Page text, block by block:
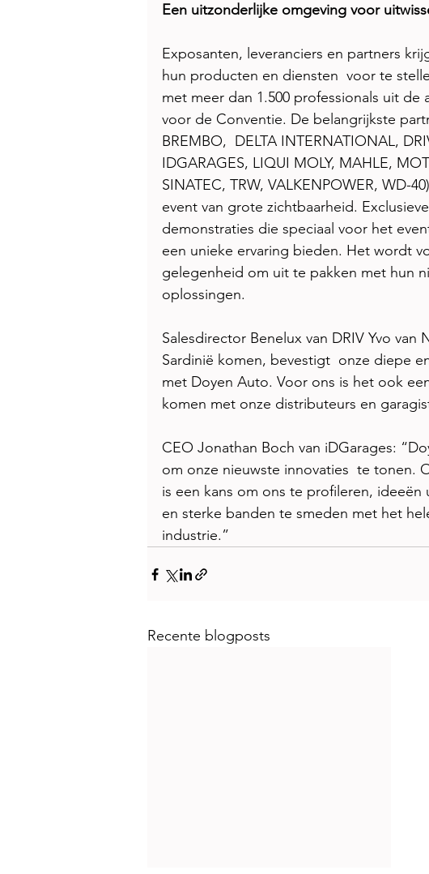
Een uitzonderlijke omgeving voor
Exposanten, leveranciers en partners
hun producten en diensten  voor te
met meer dan 1.500 professionals uit
voor de Conventie. De belangrijkste
BREMBO,  DELTA INTERNATIONAL,
IDGARAGES, LIQUI MOLY, MAHLE,
SINATEC, TRW, VALKENPOWER, WD-
event van grote zichtbaarheid.
demonstraties die speciaal voor het
een unieke ervaring bieden. Het wordt
gelegenheid om uit te pakken met hun
oplossingen.
Salesdirector Benelux van DRIV Yvo van
Sardinië komen, bevestigt  onze diepe
met Doyen Auto. Voor ons is het ook
komen met onze distributeurs en
CEO Jonathan Boch van iDGarages:
om onze nieuwste innovaties  te tonen.
is een kans om ons te profileren,
en sterke banden te smeden met het
industrie.”
Recente blogposts